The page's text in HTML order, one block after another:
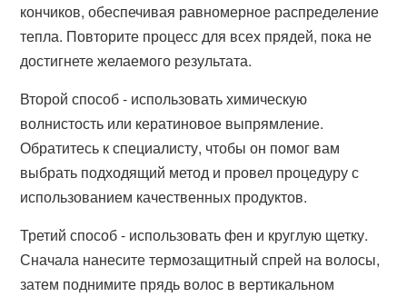
кончиков, обеспечивая равномерное распределение
тепла. Повторите процесс для всех прядей, пока не
достигнете желаемого результата.
Второй способ - использовать химическую
волнистость или кератиновое выпрямление.
Обратитесь к специалисту, чтобы он помог вам
выбрать подходящий метод и провел процедуру с
использованием качественных продуктов.
Третий способ - использовать фен и круглую щетку.
Сначала нанесите термозащитный спрей на волосы,
затем поднимите прядь волос в вертикальном